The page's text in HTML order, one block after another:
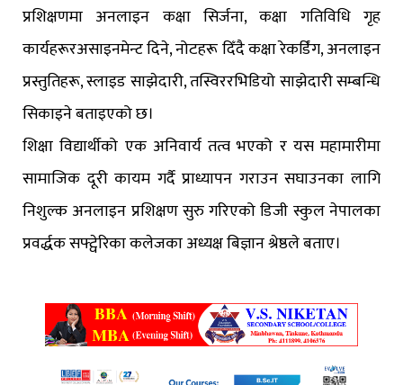
प्रशिक्षणमा अनलाइन कक्षा सिर्जना, कक्षा गतिविधि गृह
कार्यहरूरअसाइनमेन्ट दिने, नोटहरू दिँदै कक्षा रेकर्डिंग, अनलाइन
प्रस्तुतिहरू, स्लाइड साझेदारी, तस्विररभिडियो साझेदारी सम्बन्धि
सिकाइने बताइएको छ।
शिक्षा विद्यार्थीको एक अनिवार्य तत्व भएको र यस महामारीमा
सामाजिक दूरी कायम गर्दै प्राध्यापन गराउन सघाउनका लागि
निशुल्क अनलाइन प्रशिक्षण सुरु गरिएको डिजी स्कुल नेपालका
प्रवर्द्धक सफ्ट्वेरिका कलेजका अध्यक्ष बिज्ञान श्रेष्ठले बताए।